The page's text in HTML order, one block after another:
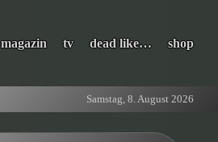
magazin tv dead like… shop
Samstag, 8. August 2026